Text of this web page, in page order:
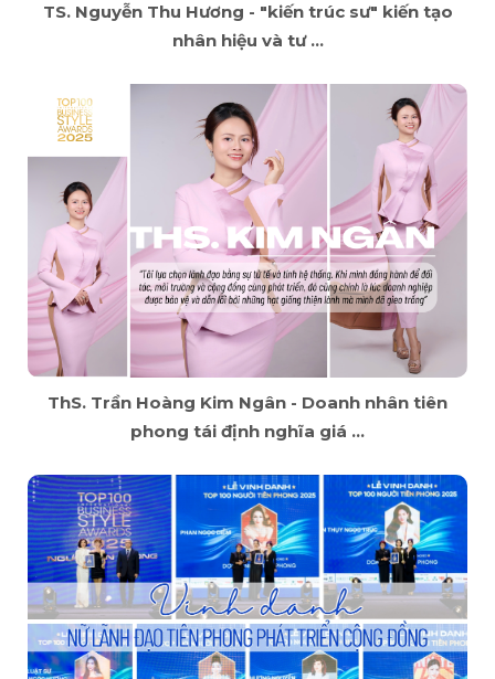
TS. Nguyễn Thu Hương - "kiến trúc sư" kiến tạo
nhân hiệu và tư ...
ThS. Trần Hoàng Kim Ngân - Doanh nhân tiên
phong tái định nghĩa giá ...